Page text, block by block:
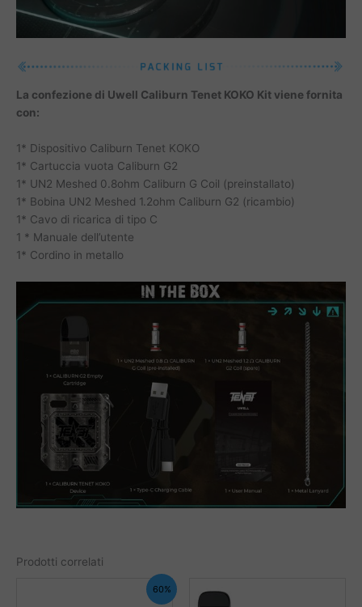
La confezione di Uwell Caliburn Tenet KOKO Kit viene fornita
con:
1* Dispositivo Caliburn Tenet KOKO
1* Cartuccia vuota Caliburn G2
1* UN2 Meshed 0.8ohm Caliburn G Coil (preinstallato)
1* Bobina UN2 Meshed 1.2ohm Caliburn G2 (ricambio)
1* Cavo di ricarica di tipo C
1 * Manuale dell’utente
1* Cordino in metallo
Prodotti correlati
60%